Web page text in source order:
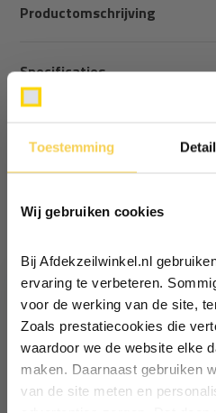
Toestemming
Wij gebruiken cookies
Bij Afdekzeilwinkel.nl
ervaring te verbeteren.
voor de werking van de site,
Zoals prestatiecookies die
waardoor we de website elke
maken. Daarnaast gebruiken
van de site meten en
Productomschrijving
Specificaties
Verstevigingsband
zwart mat 30
Ontvang €5,-
Schrijf je in voor de
Vul je e-mailadres in‍⁪⁪
Particulier Zakelijk